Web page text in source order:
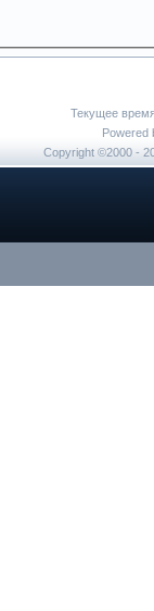
Текущее
Powered
Copyright ©2000 -